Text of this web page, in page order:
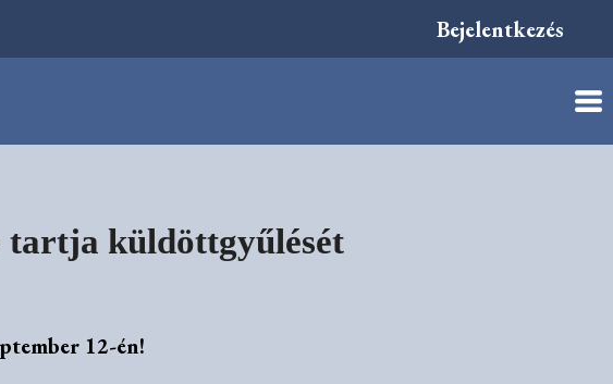
Bejelentkezés
tartja küldöttgyűlését
12-én!